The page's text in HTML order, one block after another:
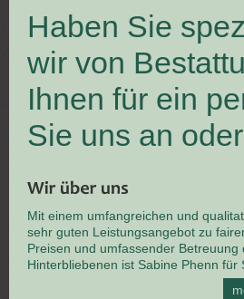
Haben Sie
wir von
Ihnen für ein
Sie uns an
Mit einem umfangreichen und
sehr guten Leistungsangebot zu
Preisen und umfassender Betreuung
Hinterbliebenen ist Sabine Phenn für